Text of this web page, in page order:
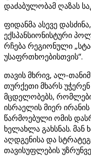
დაძაბულობამ ღაზას
ფიდანმა ასევე
ექსპანსიონისტური
რჩება რეგიონული
უსაფრთხოებისთვის“.
თავის მხრივ, ალ-
თურქეთი მხარს უჭერენ
მცდელობებს,
ისრაელის მიერ
წარმოებული ომის
ხელახლა გახსნას. მან
აღდგენისა და
თავისუფლების